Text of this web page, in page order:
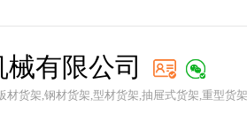
有限公司
材货架,钢材货架,型材货架,抽屉式货架,重型货